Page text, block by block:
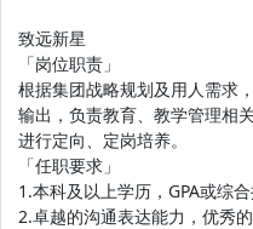
致远新星
「岗位职责」
根据集团战略规划及用人需求
输出，负责教育、教学管理相
进行定向、定岗培养。
「任职要求」
1.本科及以上学历，GPA或综合
2.卓越的沟通表达能力，优秀